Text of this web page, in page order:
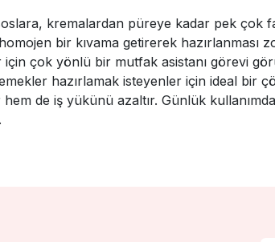
kremalardan püreye kadar pek çok
bir kıvama getirerek
için çok yönlü bir mutfak asistanı görevi
hazırlamak isteyenler için ideal bir
de iş yükünü azaltır. Günlük